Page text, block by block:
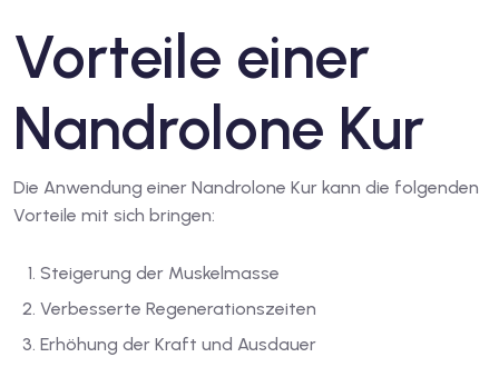
Vorteile einer
Nandrolone Kur
Die Anwendung einer Nandrolone Kur kann die folgenden
Vorteile mit sich bringen:
Steigerung der Muskelmasse
Verbesserte Regenerationszeiten
Erhöhung der Kraft und Ausdauer